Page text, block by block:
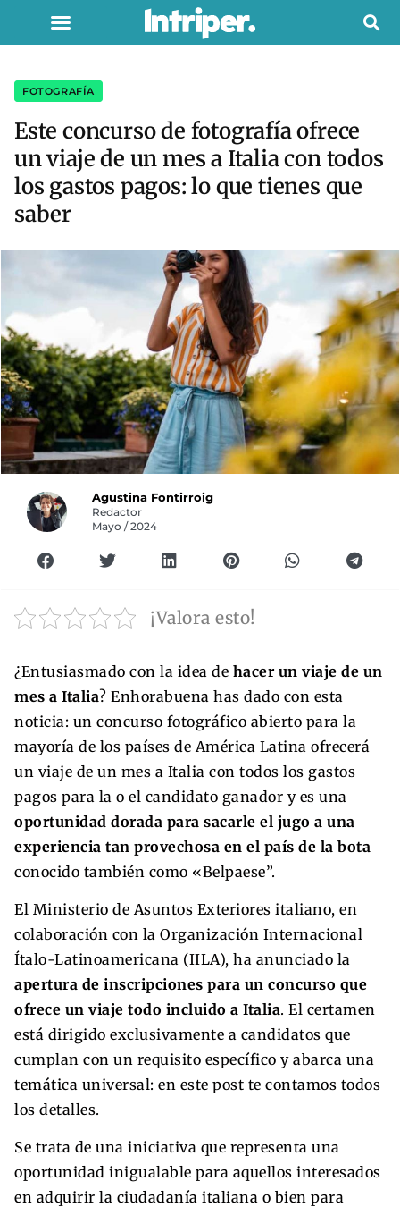
FOTOGRAFÍA
Este concurso de fotografía ofrece
un viaje de un mes a Italia con todos
los gastos pagos: lo que tienes que
saber
Agustina Fontirroig
Redactor
Mayo / 2024
¡Valora esto!
¿Entusiasmado con la idea de hacer un viaje de un
mes a Italia? Enhorabuena has dado con esta
noticia: un concurso fotográfico abierto para la
mayoría de los países de América Latina ofrecerá
un viaje de un mes a Italia con todos los gastos
pagos para la o el candidato ganador y es una
oportunidad dorada para sacarle el jugo a una
experiencia tan provechosa en el país de la bota
conocido también como «Belpaese”.
El Ministerio de Asuntos Exteriores italiano, en
colaboración con la Organización Internacional
Ítalo-Latinoamericana (IILA), ha anunciado la
apertura de inscripciones para un concurso que
ofrece un viaje todo incluido a Italia. El certamen
está dirigido exclusivamente a candidatos que
cumplan con un requisito específico y abarca una
temática universal: en este post te contamos todos
los detalles.
Se trata de una iniciativa que representa una
oportunidad inigualable para aquellos interesados
en adquirir la ciudadanía italiana o bien para